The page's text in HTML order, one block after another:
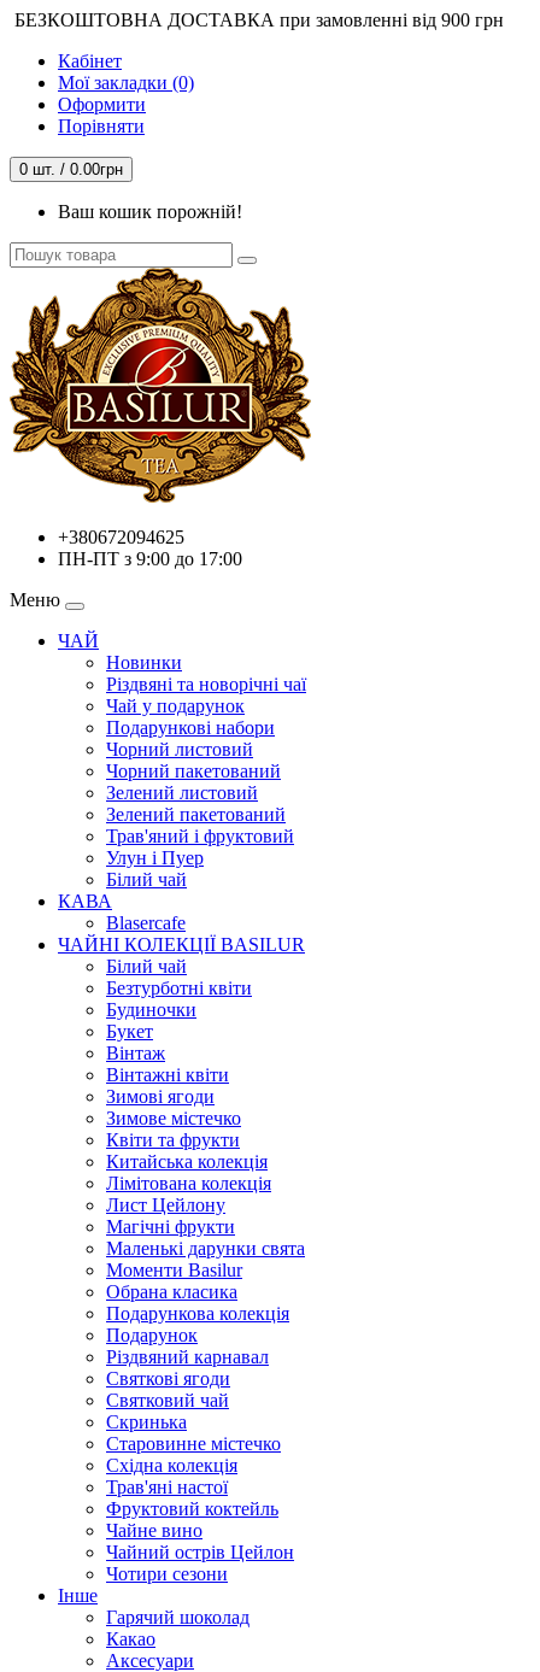
БЕЗКОШТОВНА ДОСТАВКА при замовленні від 900 грн
Кабінет
Мої закладки (0)
Оформити
Порівняти
0 шт. / 0.00грн
Ваш кошик порожній!
+380672094625
ПН-ПТ з 9:00 до 17:00
Меню
ЧАЙ
Новинки
Різдвяні та новорічні чаї
Чай у подарунок
Подарункові набори
Чорний листовий
Чорний пакетований
Зелений листовий
Зелений пакетований
Трав'яний і фруктовий
Улун і Пуер
Білий чай
КАВА
Blasercafe
ЧАЙНІ КОЛЕКЦІЇ BASILUR
Білий чай
Безтурботні квіти
Будиночки
Букет
Вінтаж
Вінтажні квіти
Зимові ягоди
Зимове містечко
Квіти та фрукти
Китайська колекція
Лімітована колекція
Лист Цейлону
Магічні фрукти
Маленькі дарунки свята
Моменти Basilur
Обрана класика
Подарункова колекція
Подарунок
Різдвяний карнавал
Святкові ягоди
Святковий чай
Скринька
Старовинне містечко
Східна колекція
Трав'яні настої
Фруктовий коктейль
Чайне вино
Чайний острів Цейлон
Чотири сезони
Інше
Гарячий шоколад
Какао
Аксесуари